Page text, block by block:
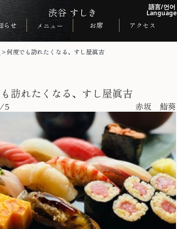
>何度でも訪れたくなる、すし屋眞吉
訪れたくなる、すし屋眞吉
5 赤坂 鮨葵
語言/언어
Language
渋谷 すしき
らせ メニュー お席 アクセス